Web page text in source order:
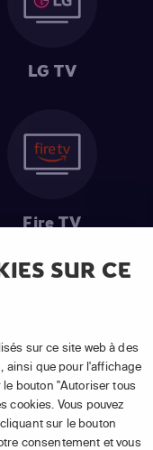
SUR CE
sur ce site web à des
ainsi que pour l'affichage
bouton "Autoriser tous
cookies. Vous pouvez
sur le bouton
consentement et vous
LG TV
Fire TV
TV Basic.
promotion, hors frais
hors frais d'installation.
disposant de cette